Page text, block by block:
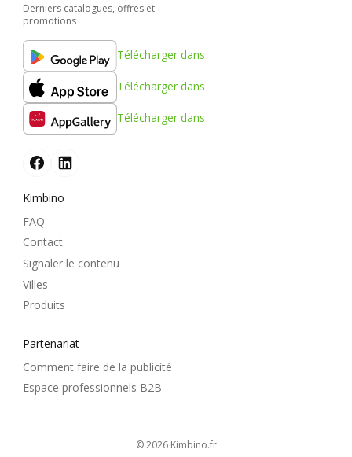
Derniers catalogues, offres et
promotions
Télécharger dans
Télécharger dans
Télécharger dans
Kimbino
FAQ
Contact
Signaler le contenu
Villes
Produits
Partenariat
Comment faire de la publicité
Espace professionnels B2B
© 2026 kimbino.fr